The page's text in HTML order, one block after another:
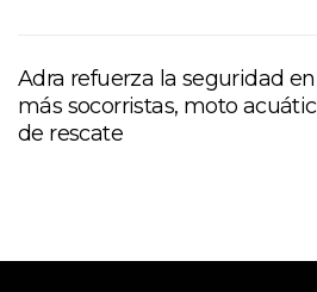
Adra refuerza la seguridad
más socorristas, moto
de rescate